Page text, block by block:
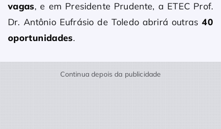
vagas, e em Presidente Prudente, a ETEC Prof.
Dr. Antônio Eufrásio de Toledo abrirá outras40
oportunidades.
Continua depois da publicidade